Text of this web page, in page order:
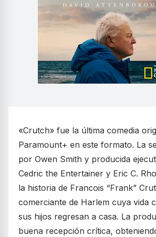
«Crutch» fue la última comedia
Paramount+ en este formato. La
por Owen Smith y producida
Cedric the Entertainer y Eric C.
la historia de Francois “Frank”
comerciante de Harlem cuya vida
sus hijos regresan a casa. La
buena recepción crítica,